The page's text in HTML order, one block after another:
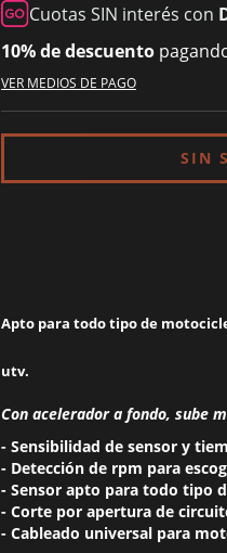
Cuotas SIN interés con
10% de descuento
VER MEDIOS DE PAGO
Apto para todo tipode
utv.
Con acelerador a fondo, sube
- Sensibilidad de sensor y
- Detección de rpm para
- Sensor apto para todo tipo
- Corte por apertura de
- Cableado universal para